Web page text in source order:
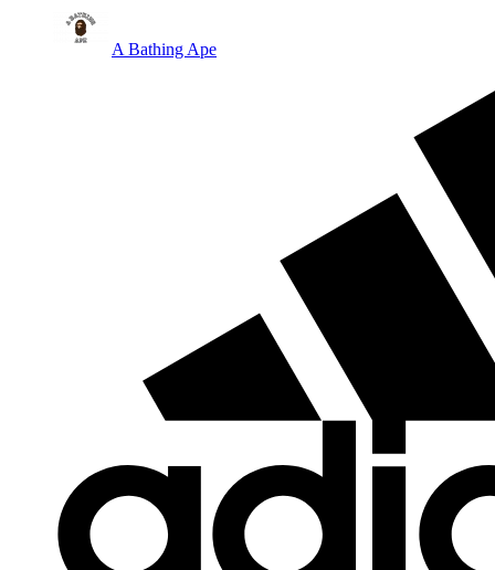
A Bathing Ape